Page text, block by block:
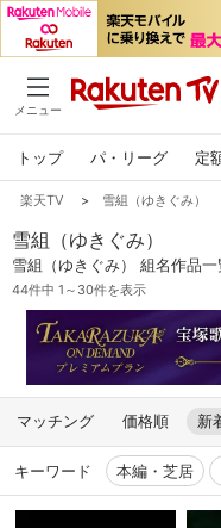
メニュー
トップ パ・リーグ 定
楽天TV > 雪組（ゆきぐみ）
雪組（ゆきぐみ）
雪組（ゆきぐみ） 組名作品一
44件中 1～30件を表示
マッチング 価格順 新
キーワード 本編・芝居